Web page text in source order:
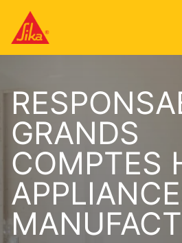
GRANDS
COMPTES